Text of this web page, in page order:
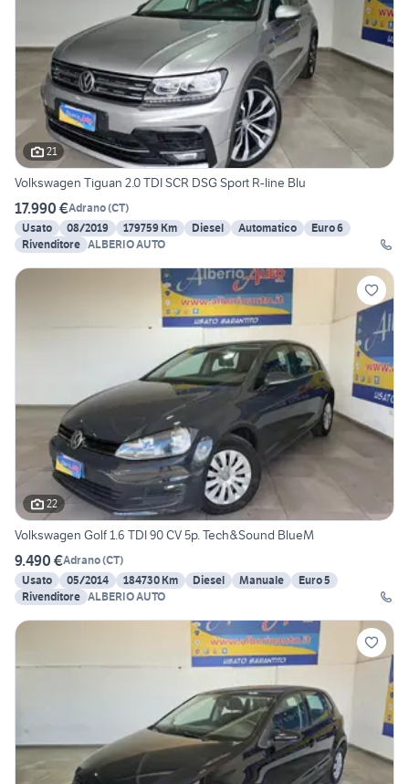
21
Volkswagen Tiguan 2.0 TDI SCR DSG Sport R-line Blu
17.990 €Adrano(CT)
Usato
08/2019 179759 Km Diesel Automatico
Euro 6
Rivenditore ALBERIO AUTO
22
Volkswagen Golf 1.6 TDI 90 CV 5p. Tech&Sound BlueM
9.490 €Adrano(CT)
Usato
05/2014 184730 Km Diesel Manuale
Euro 5
Rivenditore ALBERIO AUTO